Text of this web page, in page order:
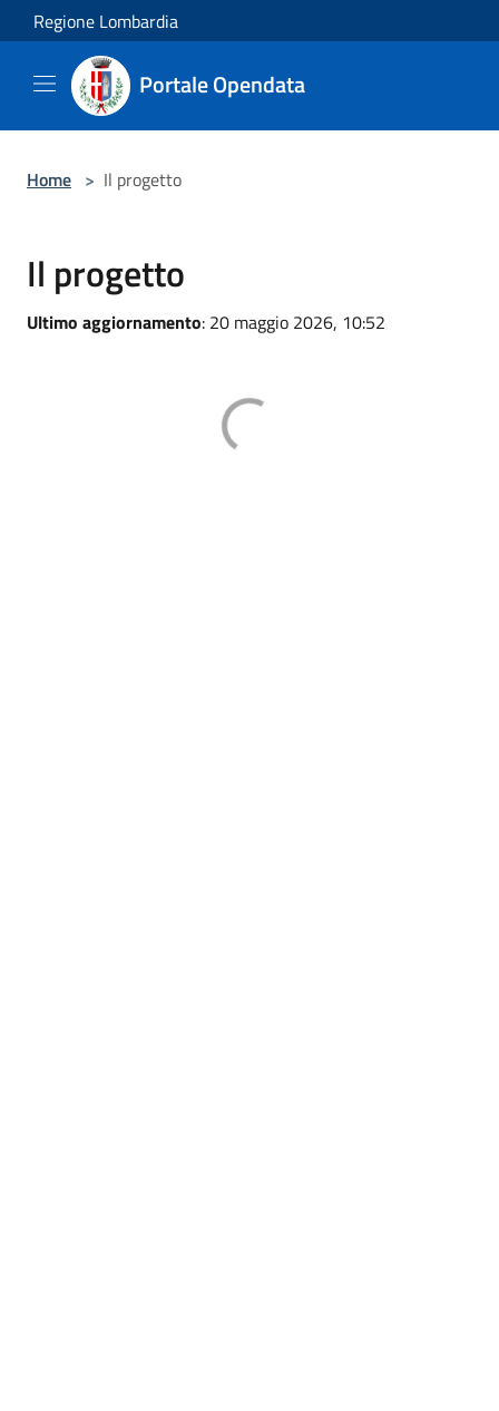
Salta al contenuto principale
Regione Lombardia
Portale Opendata
Home > Il progetto
Il progetto
Ultimo aggiornamento: 20 maggio 2026, 10:52